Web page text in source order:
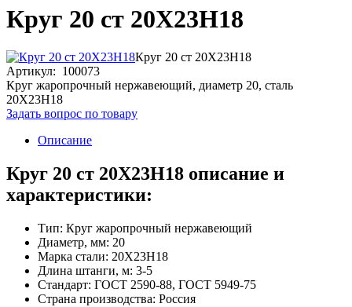
Круг 20 ст 20Х23Н18
Круг 20 ст 20Х23Н18
Артикул: 100073
Круг жаропрочный нержавеющий, диаметр 20, сталь
20Х23Н18
Задать вопрос по товару
Описание
Круг 20 ст 20Х23Н18 описание и
характеристики:
Тип: Круг жаропрочный нержавеющий
Диаметр, мм: 20
Марка стали: 20Х23Н18
Длина штанги, м: 3-5
Стандарт: ГОСТ 2590-88, ГОСТ 5949-75
Страна производства: Россия